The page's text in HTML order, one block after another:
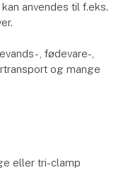
anvendes til f.eks.
, fødevare-,
og mange
eller tri-clamp